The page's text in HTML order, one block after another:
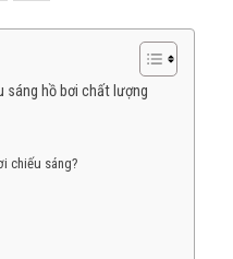
sáng hồ bơi chất lượng
chiếu sáng?